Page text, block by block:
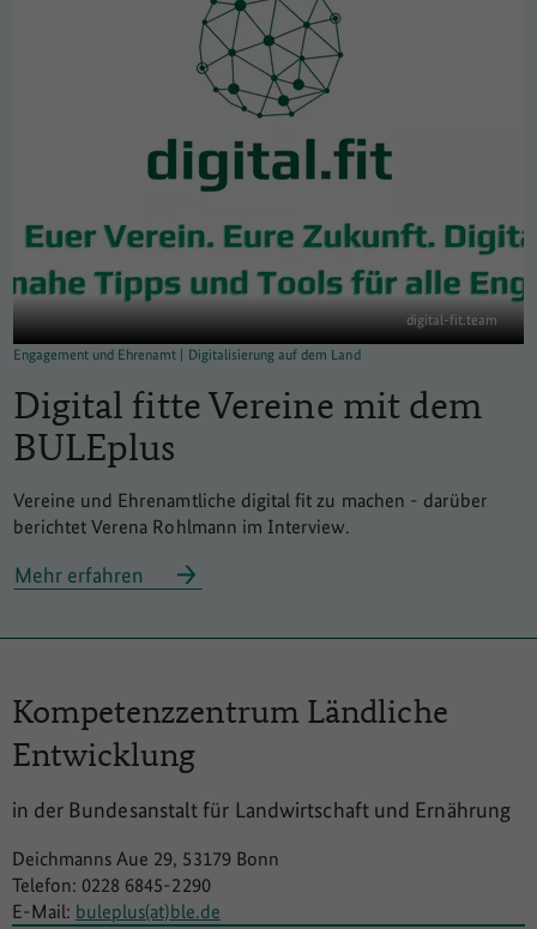
digital-fit.team
Engagement und Ehrenamt | Digitalisierung auf dem Land
Digital fitte Vereine mit dem
BULEplus
Vereine und Ehrenamtliche digital fit zu machen - darüber
berichtet Verena Rohlmann im Interview.
Mehr erfahren
Kompetenzzentrum Ländliche
Entwicklung
in der Bundesanstalt für Landwirtschaft und Ernährung
Deichmanns Aue 29, 53179 Bonn
Telefon: 0228 6845-2290
E-Mail: buleplus(at)ble.de